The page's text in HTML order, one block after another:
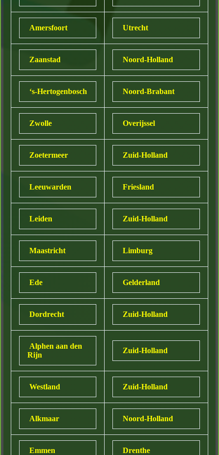
Amersfoort Utrecht
Zaanstad Noord-Holland
‘s-Hertogenbosch Noord-Brabant
Zwolle Overijssel
Zoetermeer Zuid-Holland
Leeuwarden Friesland
Leiden Zuid-Holland
Maastricht Limburg
Ede Gelderland
Dordrecht Zuid-Holland
Alphen aan den
Rijn
Zuid-Holland
Westland Zuid-Holland
Alkmaar Noord-Holland
Emmen Drenthe